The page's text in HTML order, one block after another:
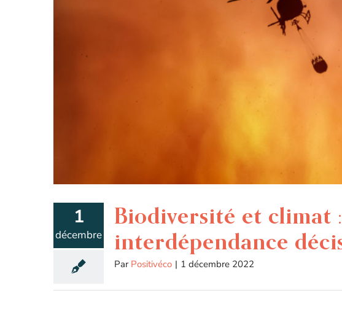
1
décembre
Biodiversité et climat
interdépendance
Par Positivéco | 1 décembre 2022